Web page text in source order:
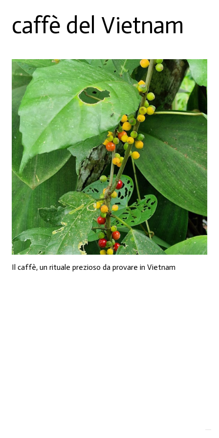
caffè del Vietnam
Il caffè, un rituale prezioso da provare in Vietnam